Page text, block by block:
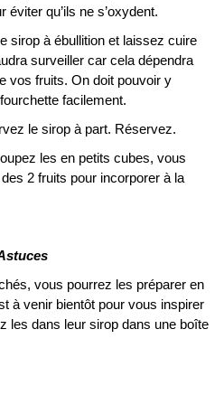
qu’ils ne s’oxydent.
sirop à ébullition et laissez cuire
surveiller car cela dépendra
vos fruits. On doit pouvoir y
facilement.
le sirop à part. Réservez.
les en petits cubes, vous
2 fruits pour incorporer à la
vous pourrez les préparer en
à venir bientôt pour vous inspirer
les dans leur sirop dans une boîte